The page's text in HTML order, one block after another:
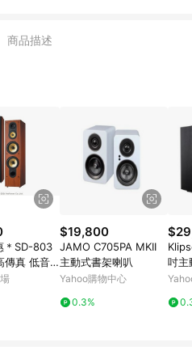
6/1起適用] -內接硬
- 購物中心商店之商品：商
/超贈點/福利金/紅利折抵/折
批發轉賣不具回饋資格： 如
轉賣而非最終消費使用者，
準
商品描述
＊SD-803
傳真 低音
木紋 黑
$19,800
JAMO C705PA MKII
主動式書架喇叭
Yahoo購物中心
0.3%
吋主
高效